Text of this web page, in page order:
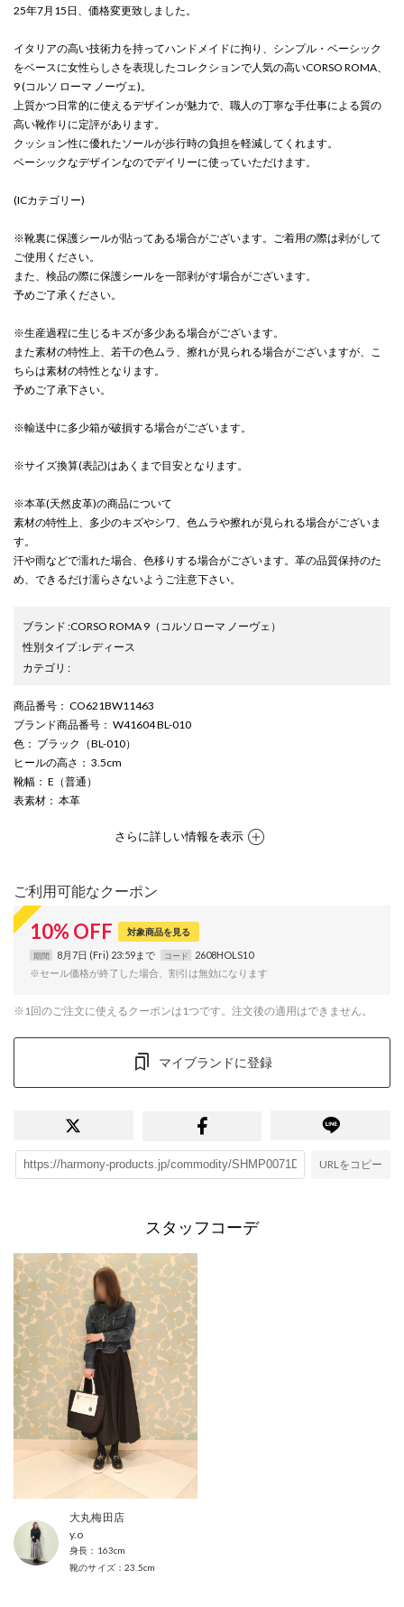
25年7月15日、価格変更致しました。
イタリアの高い技術力を持ってハンドメイドに拘り、シンプル・ベーシック
をベースに女性らしさを表現したコレクションで人気の高いCORSO ROMA、
9 (コルソ ローマ ノーヴェ)。
上質かつ日常的に使えるデザインが魅力で、職人の丁寧な手仕事による質の
高い靴作りに定評があります。
クッション性に優れたソールが歩行時の負担を軽減してくれます。
ベーシックなデザインなのでデイリーに使っていただけます。
(ICカテゴリー)
※靴裏に保護シールが貼ってある場合がございます。ご着用の際は剥がして
ご使用ください。
また、検品の際に保護シールを一部剥がす場合がございます。
予めご了承ください。
※生産過程に生じるキズが多少ある場合がございます。
また素材の特性上、若干の色ムラ、擦れが見られる場合がございますが、こ
ちらは素材の特性となります。
予めご了承下さい。
※輸送中に多少箱が破損する場合がございます。
※サイズ換算(表記)はあくまで目安となります。
※本革(天然皮革)の商品について
素材の特性上、多少のキズやシワ、色ムラや擦れが見られる場合がございま
す。
汗や雨などで濡れた場合、色移りする場合がございます。革の品質保持のた
め、できるだけ濡らさないようご注意下さい。
ブランド :CORSO ROMA 9 （コルソローマ ノーヴェ）
性別タイプ:レディース
カテゴリ :
商品番号 ： CO621BW11463
ブランド商品番号 ： W41604 BL-010
色 ： ブラック（BL-010）
ヒールの高さ ： 3.5cm
靴幅 ： E（普通）
表素材 ： 本革
さらに詳しい情報を表示
ご利用可能なクーポン
10% OFF 対象商品を見る
期間 8月7日 (Fri) 23:59まで コード
2608HOLS10
※セール価格が終了した場合、割引は無効になります
※1回のご注文に使えるクーポンは1つです。注文後の適用はできません。
マイブランドに登録
URLをコピー
スタッフコーデ
大丸梅田店
y.o
163cm
23.5cm